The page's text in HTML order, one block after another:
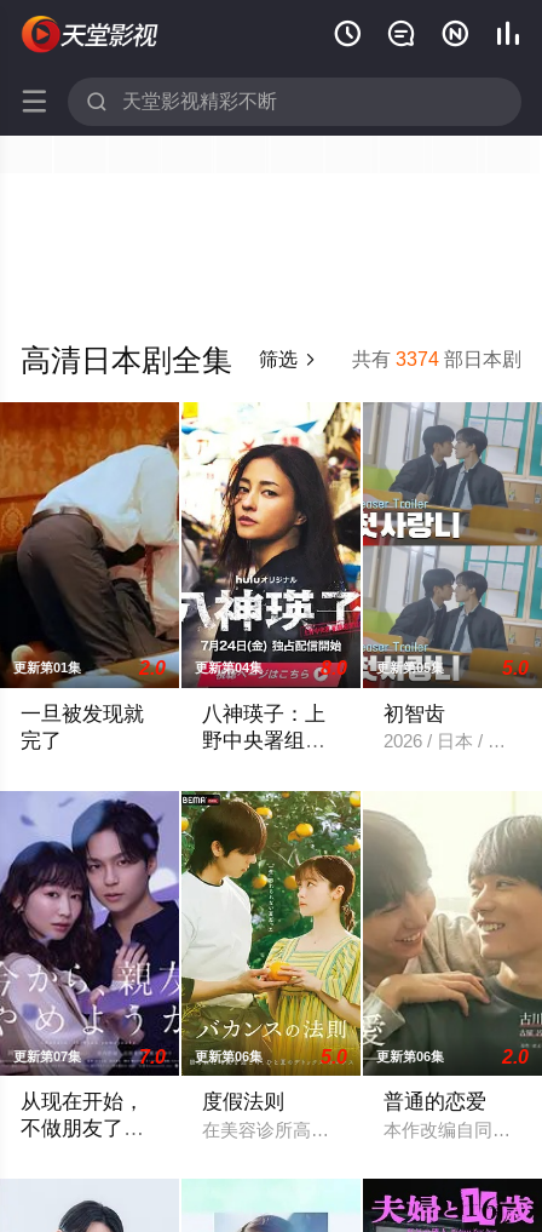
   
 
共有3374 部日本剧
高清日本剧全集 筛选 
更新第01集 2.0
一旦被发现就
完了
更新第04集 8.0
八神瑛子：上
野中央署组织
更新第05集 5.0
初智齿
2026 / 日本 / 日本
更新第07集 7.0
从现在开始，
不做朋友了
更新第06集 5.0
度假法则
在美容诊所高强度工作、身心俱疲的星野
更新第06集 2.0
普通的恋爱
本作改编自同名漫